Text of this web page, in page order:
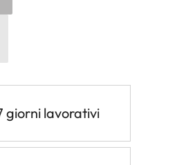
giorni lavorativi